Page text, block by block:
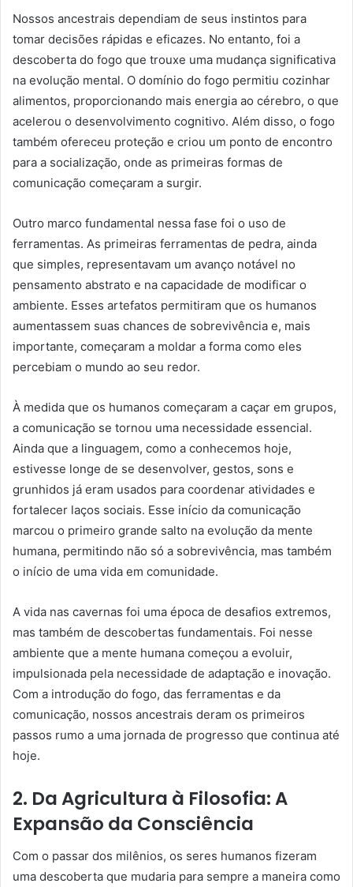
Nossos ancestrais dependiam de seus instintos para
tomar decisões rápidas e eficazes. No entanto, foi a
descoberta do fogo que trouxe uma mudança significativa
na evolução mental. O domínio do fogo permitiu cozinhar
alimentos, proporcionando mais energia ao cérebro, o que
acelerou o desenvolvimento cognitivo. Além disso, o fogo
também ofereceu proteção e criou um ponto de encontro
para a socialização, onde as primeiras formas de
comunicação começaram a surgir.
Outro marco fundamental nessa fase foi o uso de
ferramentas. As primeiras ferramentas de pedra, ainda
que simples, representavam um avanço notável no
pensamento abstrato e na capacidade de modificar o
ambiente. Esses artefatos permitiram que os humanos
aumentassem suas chances de sobrevivência e, mais
importante, começaram a moldar a forma como eles
percebiam o mundo ao seu redor.
À medida que os humanos começaram a caçar em grupos,
a comunicação se tornou uma necessidade essencial.
Ainda que a linguagem, como a conhecemos hoje,
estivesse longe de se desenvolver, gestos, sons e
grunhidos já eram usados para coordenar atividades e
fortalecer laços sociais. Esse início da comunicação
marcou o primeiro grande salto na evolução da mente
humana, permitindo não só a sobrevivência, mas também
o início de uma vida em comunidade.
A vida nas cavernas foi uma época de desafios extremos,
mas também de descobertas fundamentais. Foi nesse
ambiente que a mente humana começou a evoluir,
impulsionada pela necessidade de adaptação e inovação.
Com a introdução do fogo, das ferramentas e da
comunicação, nossos ancestrais deram os primeiros
passos rumo a uma jornada de progresso que continua até
hoje.
2. Da Agricultura à Filosofia: A
Expansão da Consciência
Com o passar dos milênios, os seres humanos fizeram
uma descoberta que mudaria para sempre a maneira como